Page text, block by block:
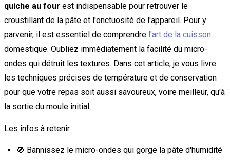
quiche au four est indispensable pour retrouver le
croustillant de la pâte et l'onctuosité de l'appareil. Pour y
parvenir, il est essentiel de comprendre l'art de la cuisson
domestique. Oubliez immédiatement la facilité du micro-
ondes qui détruit les textures. Dans cet article, je vous livre
les techniques précises de température et de conservation
pour que votre repas soit aussi savoureux, voire meilleur, qu'à
la sortie du moule initial.
Les infos à retenir
🚫 Bannissez le micro-ondes qui gorge la pâte d'humidité